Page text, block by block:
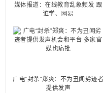
媒体报道：在线教育乱象频发 跟
谁学、网易
广电“封杀”郑爽：不为丑闻劣迹者
提供发声